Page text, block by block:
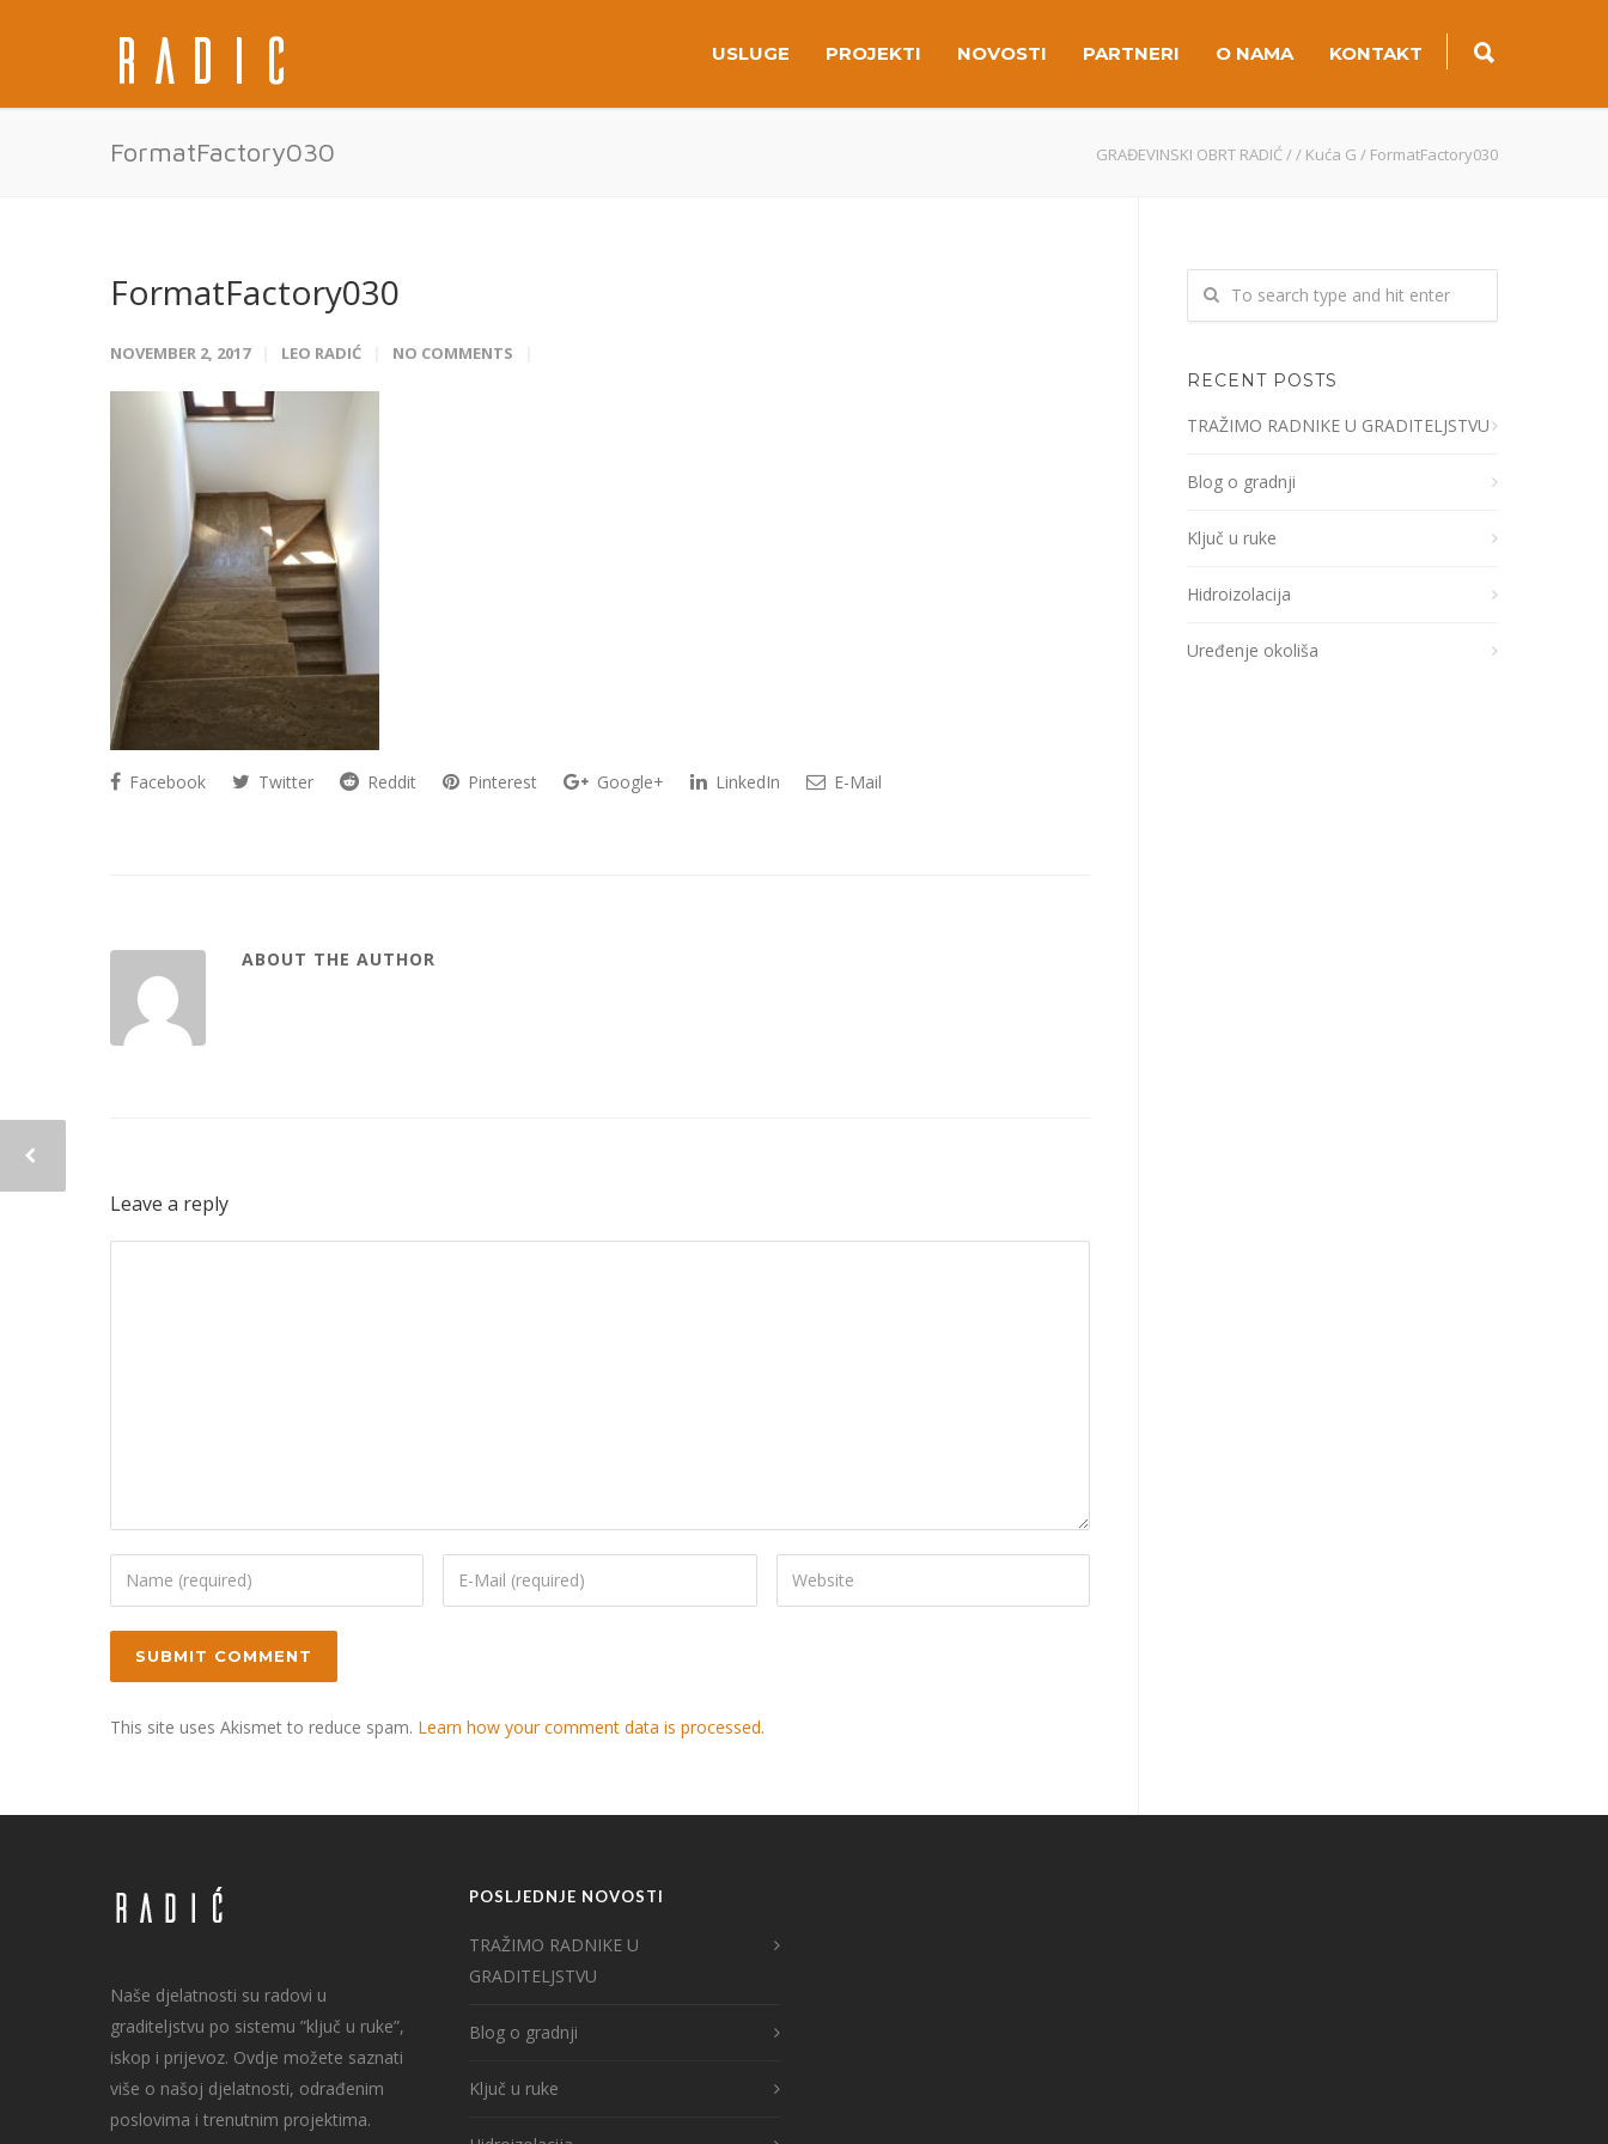
USLUGE PROJEKTI NOVOSTI PARTNERI O NAMA KONTAKT
FormatFactory030 GRAĐEVINSKI OBRT RADIĆ// Kuća G / FormatFactory030
FormatFactory030
NOVEMBER 2, 2017 LEO RADIĆ NO COMMENTS
Facebook Twitter Reddit Pinterest Google+ LinkedIn E-Mail
ABOUT THE AUTHOR
Leave a reply
This site uses Akismet to reduce spam. Learn how your comment data is processed.
RECENT POSTS
TRAŽIMO RADNIKE U GRADITELJSTVU
Blog o gradnji
Ključ u ruke
Hidroizolacija
Uređenje okoliša
Naše djelatnosti su radovi u
graditeljstvu po sistemu ”ključ u ruke”,
iskop i prijevoz. Ovdje možete saznati
više o našoj djelatnosti, odrađenim
poslovima i trenutnim projektima.
POSLJEDNJE NOVOSTI
TRAŽIMO RADNIKE U
GRADITELJSTVU
Blog o gradnji
Ključ u ruke